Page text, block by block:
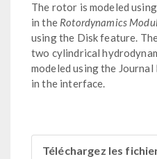
The rotor is modeled
in the Rotordynamics
using the Disk feature.
two cylindrical
modeled using the
in the interface.
Téléchargez les